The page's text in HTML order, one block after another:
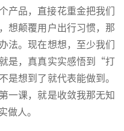
产品，直接花重金把我们
想颠覆用户出行习惯，那
法。现在想想，至少我们
是，真真实实感悟到“打
是想到了就代表能做到。
一课，就是收敛我那无知
做人。